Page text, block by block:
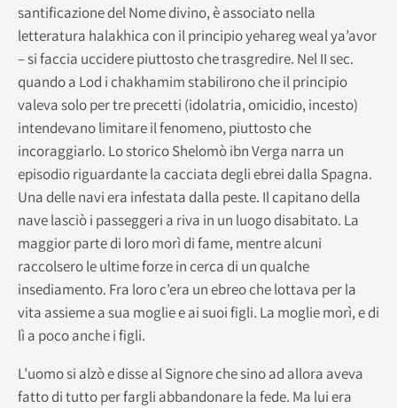
santificazione del Nome divino, è associato nella
letteratura halakhica con il principio yehareg weal ya’avor
– si faccia uccidere piuttosto che trasgredire. Nel II sec.
quando a Lod i chakhamim stabilirono che il principio
valeva solo per tre precetti (idolatria, omicidio, incesto)
intendevano limitare il fenomeno, piuttosto che
incoraggiarlo. Lo storico Shelomò ibn Verga narra un
episodio riguardante la cacciata degli ebrei dalla Spagna.
Una delle navi era infestata dalla peste. Il capitano della
nave lasciò i passeggeri a riva in un luogo disabitato. La
maggior parte di loro morì di fame, mentre alcuni
raccolsero le ultime forze in cerca di un qualche
insediamento. Fra loro c’era un ebreo che lottava per la
vita assieme a sua moglie e ai suoi figli. La moglie morì, e di
lì a poco anche i figli.
L’uomo si alzò e disse al Signore che sino ad allora aveva
fatto di tutto per fargli abbandonare la fede. Ma lui era